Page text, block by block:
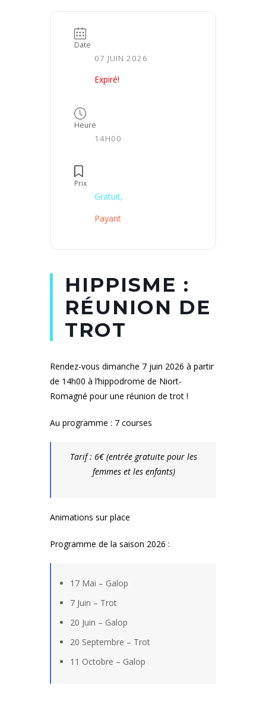
Date
07 JUIN 2026
Expiré!
Heure
14H00
Prix
Gratuit,
Payant
HIPPISME :
RÉUNION DE
TROT
Rendez-vous dimanche 7 juin 2026 à partir
de 14h00 à l’hippodrome de Niort-
Romagné pour une réunion de trot !
Au programme : 7 courses
Tarif : 6€ (entrée gratuite pour les
femmes et les enfants)
Animations sur place
Programme de la saison 2026 :
17 Mai – Galop
7 Juin – Trot
20 Juin – Galop
20 Septembre – Trot
11 Octobre – Galop